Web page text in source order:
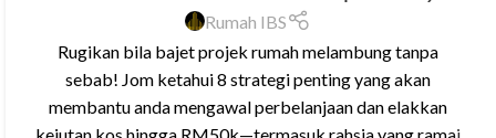
Rumah IBS
Rugikan bila bajet projek rumah melambung tanpa
sebab! Jom ketahui 8 strategi penting yang akan
membantu anda mengawal perbelanjaan dan elakkan